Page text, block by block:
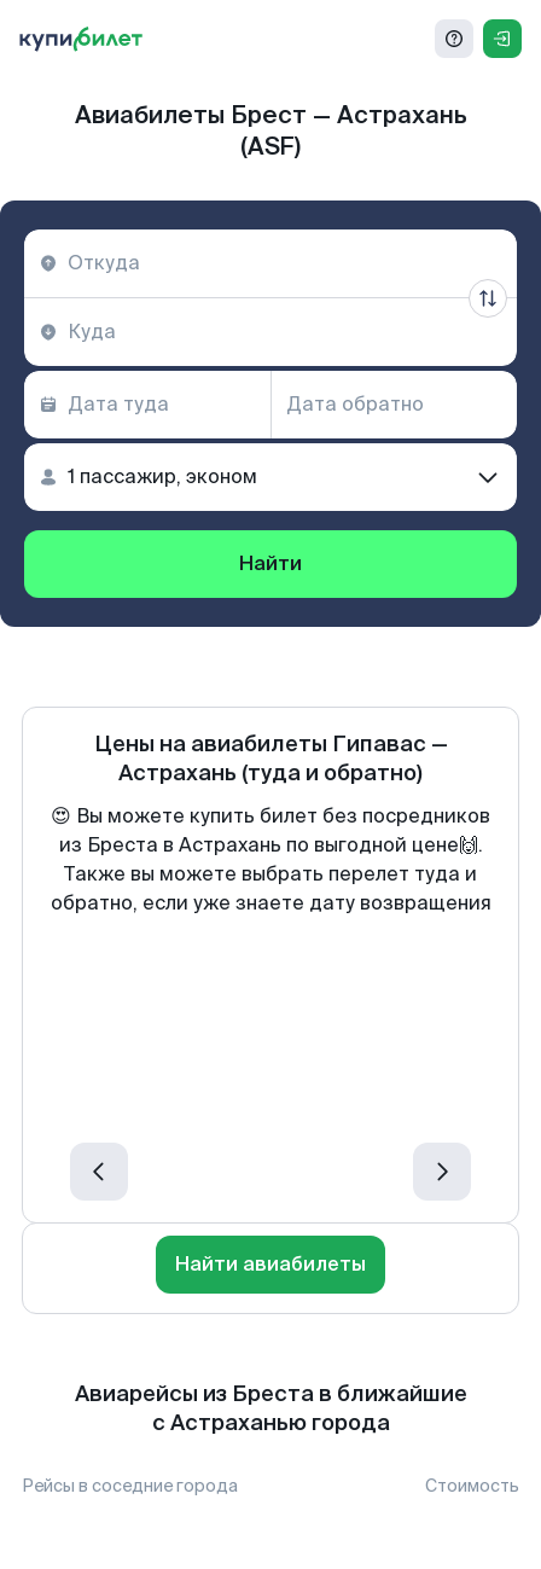
Авиабилеты Брест — Астрахань
(ASF)
Найти
Цены на авиабилеты Гипавас —
Астрахань (туда и обратно)
😍 Вы можете купить билет без посредников
из Бреста в Астрахань по выгодной цене🙌.
Также вы можете выбрать перелет туда и
обратно, если уже знаете дату возвращения
Найти авиабилеты
Авиарейсы из Бреста в ближайшие
с Астраханью города
Рейсы в соседние города Стоимость